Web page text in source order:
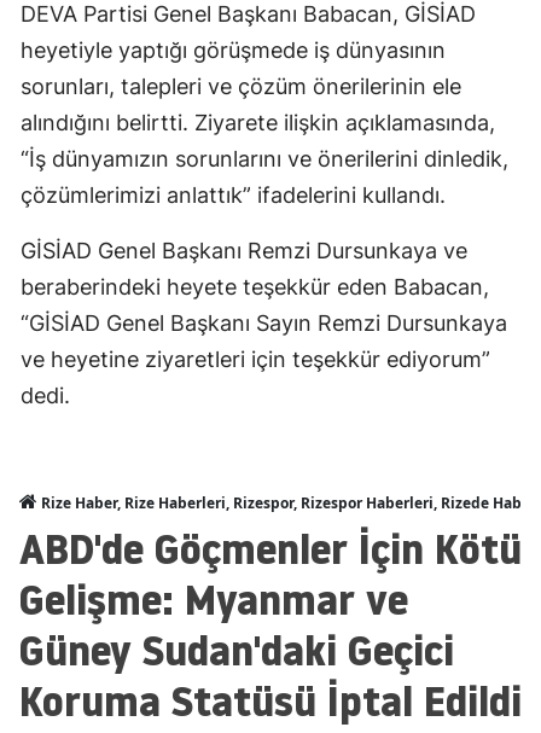
DEVA Partisi Genel Başkanı Babacan, GİSİAD
heyetiyle yaptığı görüşmede iş dünyasının
sorunları, talepleri ve çözüm önerilerinin ele
alındığını belirtti. Ziyarete ilişkin açıklamasında,
“İş dünyamızın sorunlarını ve önerilerini dinledik,
çözümlerimizi anlattık” ifadelerini kullandı.
GİSİAD Genel Başkanı Remzi Dursunkaya ve
beraberindeki heyete teşekkür eden Babacan,
“GİSİAD Genel Başkanı Sayın Remzi Dursunkaya
ve heyetine ziyaretleri için teşekkür ediyorum”
dedi.
Rize Haber, Rize Haberleri, Rizespor, Rizespor Haberleri, Rizede
ABD'de Göçmenler İçin Kötü
Gelişme: Myanmar ve
Güney Sudan'daki Geçici
Koruma Statüsü İptal Edildi